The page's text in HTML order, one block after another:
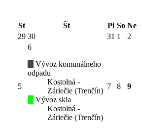
St Št Pi So Ne
29 30 31 1 2
5
6
Vývoz komunálneho
odpadu
Kostolná -
Záriečie (Trenčín)
Vývoz skla
Kostolná -
Záriečie (Trenčín)
7 8 9